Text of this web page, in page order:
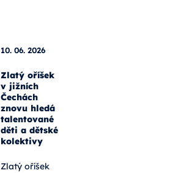
10. 06. 2026
Zlatý oříšek
v jižních
Čechách
znovu hledá
talentované
děti a dětské
kolektivy
Zlatý oříšek